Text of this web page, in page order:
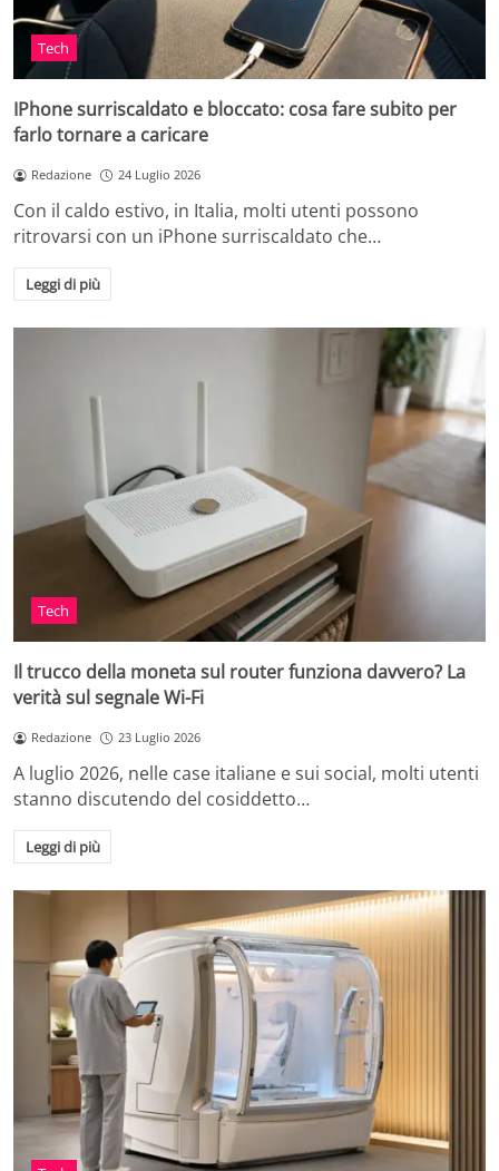
Tech
IPhone surriscaldato e bloccato: cosa fare subito per
farlo tornare a caricare
Redazione 24 Luglio 2026
Con il caldo estivo, in Italia, molti utenti possono
ritrovarsi con un iPhone surriscaldato che…
Leggi di più
Tech
Il trucco della moneta sul router funziona davvero? La
verità sul segnale Wi-Fi
Redazione 23 Luglio 2026
A luglio 2026, nelle case italiane e sui social, molti utenti
stanno discutendo del cosiddetto…
Leggi di più